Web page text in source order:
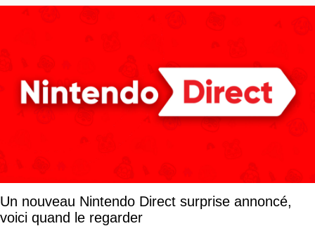
Un nouveau Nintendo Direct surprise annoncé,
voici quand le regarder